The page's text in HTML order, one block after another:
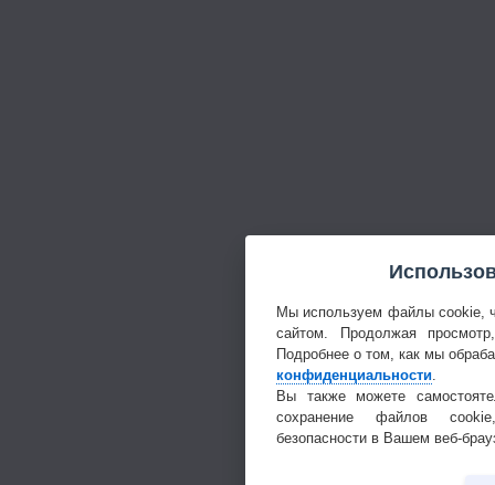
Мы используем файлы cookie,
сайтом. Продолжая
Подробнее о том, как мы
конфиденциальности
Вы также можете
сохранение файлов
безопасности в Вашем веб-